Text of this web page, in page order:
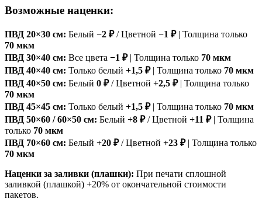
Возможные наценки:
ПВД 20×30 см: Белый −2 ₽/ Цветной −1 ₽| Толщина только
70 мкм
ПВД 30×40 см: Все цвета −1 ₽| Толщина только 70 мкм
ПВД 40×40 см: Только белый +1,5 ₽| Толщина только 70 мкм
ПВД 40×50 см: Белый 0 ₽/ Цветной +2,5 ₽| Толщина только
70 мкм
ПВД 45×45 см: Только белый +1,5 ₽| Толщина только 70 мкм
ПВД 50×60 / 60×50 см: Белый +8 ₽/ Цветной +11 ₽| Толщина
только 70 мкм
ПВД 70×60 см: Белый +20 ₽/ Цветной +23 ₽| Толщина только
70 мкм
Наценки за заливки (плашки): При печати сплошной
заливкой (плашкой) +20% от окончательной стоимости
пакетов.